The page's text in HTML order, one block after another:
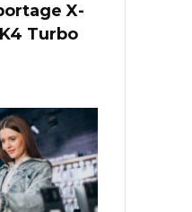
X-
Turbo